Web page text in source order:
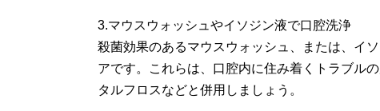
3.マウスウォッシュやイソジン液で口腔洗浄
殺菌効果のあるマウスウォッシュ、または、イ
アです。これらは、口腔内に住み着くトラブル
タルフロスなどと併用しましょう。